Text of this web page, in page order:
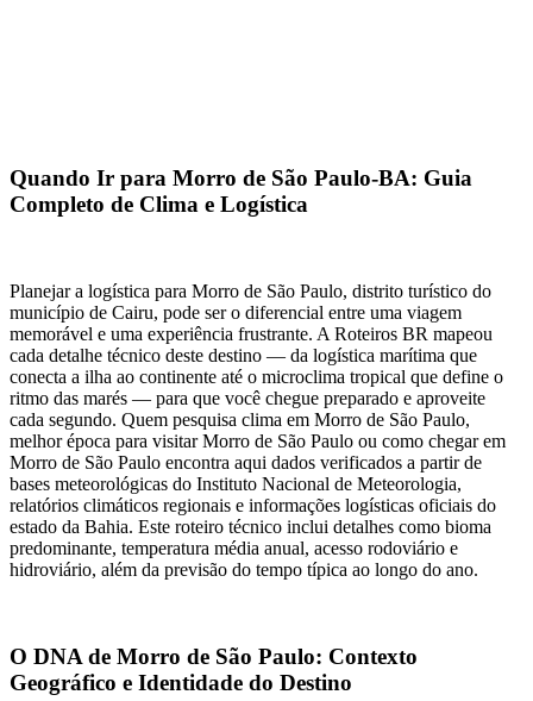
Quando Ir para Morro de São Paulo-BA: Guia
Completo de Clima e Logística
Planejar a logística para Morro de São Paulo, distrito turístico do
município de Cairu, pode ser o diferencial entre uma viagem
memorável e uma experiência frustrante. A Roteiros BR mapeou
cada detalhe técnico deste destino — da logística marítima que
conecta a ilha ao continente até o microclima tropical que define o
ritmo das marés — para que você chegue preparado e aproveite
cada segundo. Quem pesquisa clima em Morro de São Paulo,
melhor época para visitar Morro de São Paulo ou como chegar em
Morro de São Paulo encontra aqui dados verificados a partir de
bases meteorológicas do Instituto Nacional de Meteorologia,
relatórios climáticos regionais e informações logísticas oficiais do
estado da Bahia. Este roteiro técnico inclui detalhes como bioma
predominante, temperatura média anual, acesso rodoviário e
hidroviário, além da previsão do tempo típica ao longo do ano.
O DNA de Morro de São Paulo: Contexto
Geográfico e Identidade do Destino